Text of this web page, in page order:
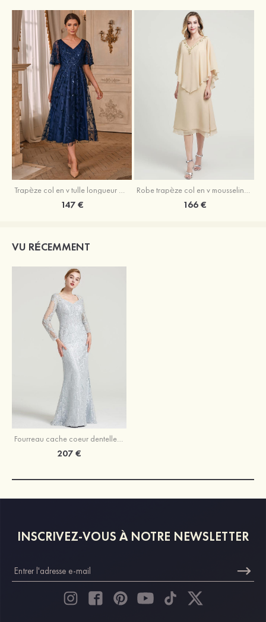
Trapèze col en v tulle longueur mollet robe de mère de la mariée avec appliqué paillettes ceinture
147 €
Robe trapèze col en v mousseline longueur mollet robe de mère de la mariée avec perle
166 €
VU RÉCEMMENT
Fourreau cache coeur dentelle longueur ras du sol robe de mère de la mariée avec appliqué
207 €
INSCRIVEZ-VOUS À NOTRE NEWSLETTER